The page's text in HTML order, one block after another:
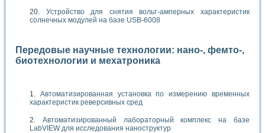
Устройство для снятия вольт-амперных характеристик
солнечных модулей на базе USB-6008
Передовые научные технологии: нано-, фемто-,
биотехнологии и мехатроника
Автоматизированная установка по измерению временных
характеристик реверсивных сред
Автоматизированный лабораторный комплекс на базе
LabVIEW для исследования наноструктур